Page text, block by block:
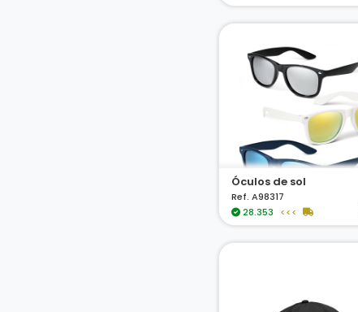
Óculos de sol
Ref. A98317
28.353
<<<